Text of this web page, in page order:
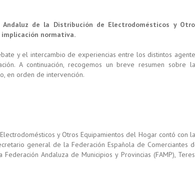
de la Distribución de Electrodomésticos y
normativa.
y el intercambio de experiencias entre los distintos
A continuación, recogemos un breve resumen sobre
en orden de intervención.
y Otros Equipamientos del Hogar contó con
general de la Federación Española de Comerciantes
Andaluza de Municipios y Provincias (FAMP),